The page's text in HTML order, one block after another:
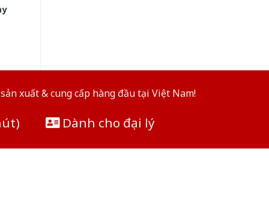
xuất & cung cấp hàng đầu tại Việt Nam!
Dành cho đại lý